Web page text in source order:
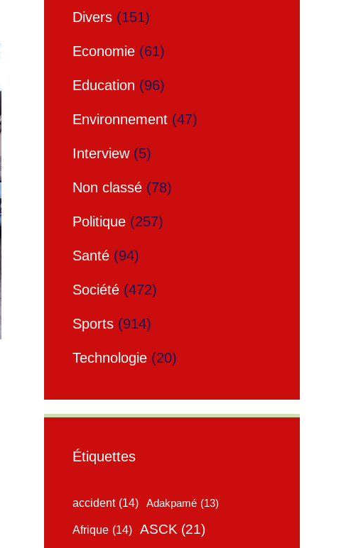
Divers (151)
Economie (61)
Education (96)
Environnement (47)
Interview(5)
Non classé (78)
Politique (257)
Santé (94)
Société (472)
Sports (914)
Technologie (20)
Étiquettes
accident (14) Adakpamé (13)
Afrique (14) ASCK (21)